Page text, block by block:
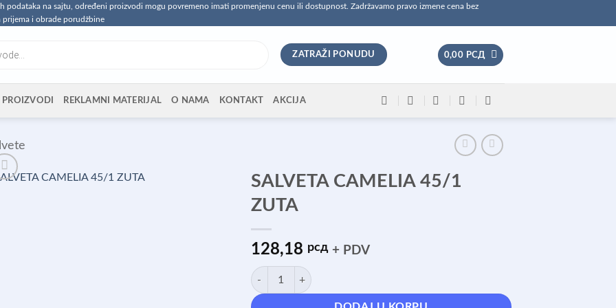
na sajtu, određeni proizvodi mogu povremeno imati promenjenu cenu ili dostupnost. Zadržavamo pravo izmene cena bez
i obrade porudžbine
ZATRAŽI PONUDU 0,00 РСД
PROIZVODI REKLAMNI MATERIJAL O NAMA KONTAKT AKCIJA
SALVETA CAMELIA 45/1
ZUTA
128,18 рсд + PDV
SALVETA CAMELIA 45/1 ZUTA količina